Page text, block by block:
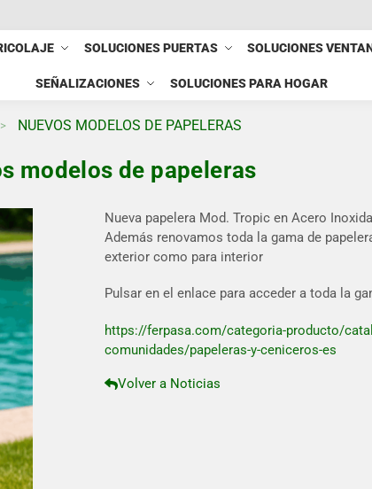
SOLUCIONES PUERTAS SOLUCIONES
SEÑALIZACIONES SOLUCIONES PARA HOGAR
> NUEVOS MODELOS DE PAPELERAS
modelos de papeleras
Nueva papelera Mod. Tropic en Acero
Además renovamos toda la gama de
exterior como para interior
Pulsar en el enlace para acceder a toda la
https://ferpasa.com/categoria-producto/
comunidades/papeleras-y-ceniceros-es
Volver a Noticias